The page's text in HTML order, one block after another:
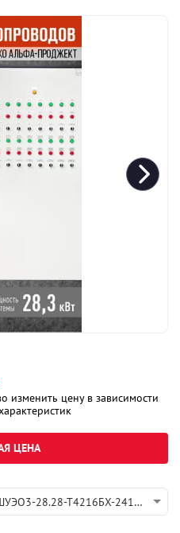
28.28-Т4216БХ-241016-43-СМ
изменить цену в зависимости
ЦЕНА